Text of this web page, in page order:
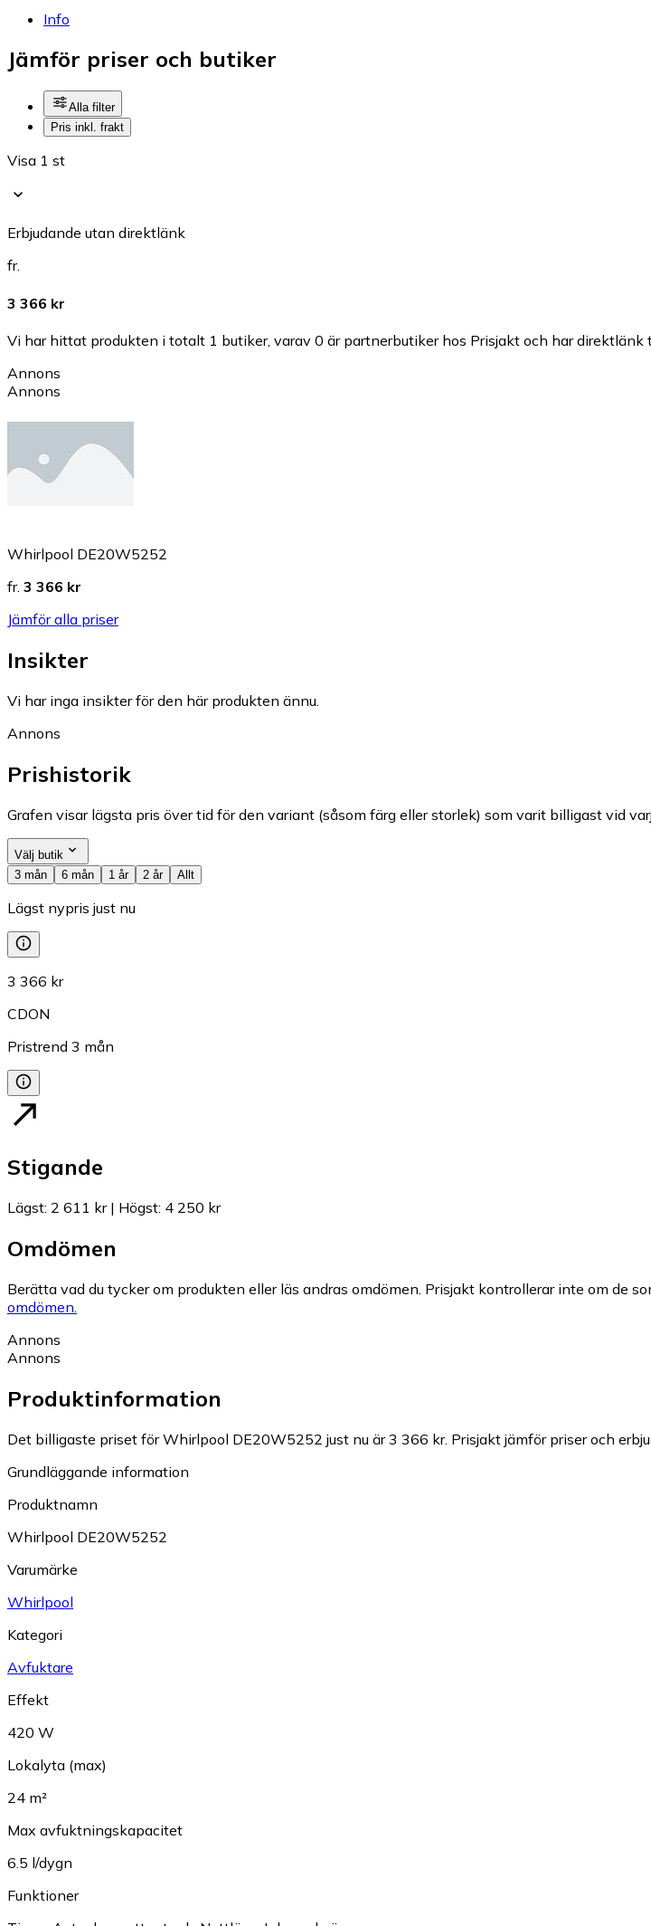
Info
Jämför priser och butiker
Alla filter
Pris inkl. frakt
Visa 1 st
Erbjudande utan direktlänk
fr.
3 366 kr
Vi har hittat produkten i totalt 1 butiker, varav 0 är partnerbutiker hos Prisjakt och har direktlänk
Annons
Annons
Whirlpool DE20W5252
fr. 3 366 kr
Jämför alla priser
Insikter
Vi har inga insikter för den här produkten ännu.
Annons
Prishistorik
Grafen visar lägsta pris över tid för den variant (såsom färg eller storlek) som varit billigast vid
Välj butik
3 mån
6 mån 1 år 2 år Allt
Lägst nypris just nu
3 366 kr
CDON
Pristrend 3 mån
Stigande
Lägst: 2 611 kr| Högst: 4 250 kr
Omdömen
Berätta vad du tycker om produkten eller läs andras omdömen. Prisjakt kontrollerar inte om de
omdömen.
Annons
Annons
Produktinformation
Det billigaste priset för Whirlpool DE20W5252 just nu är 3 366 kr. Prisjakt jämför priser och
Grundläggande information
Produktnamn
Whirlpool DE20W5252
Varumärke
Whirlpool
Kategori
Avfuktare
Effekt
420 W
Lokalyta (max)
24 m²
Max avfuktningskapacitet
6.5 l/dygn
Funktioner